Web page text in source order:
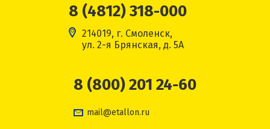
8 (4812) 318-000
214019, г. Смоленск,
ул. 2-я Брянская, д. 5А
8 (800) 201 24-60
mail@etallon.ru